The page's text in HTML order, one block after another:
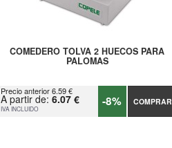
COMEDERO TOLVA 2 HUECOS PARA
PALOMAS
Precio anterior 6.59 €
A partir de: 6.07 €
IVA INCLUIDO -8% COMPRAR